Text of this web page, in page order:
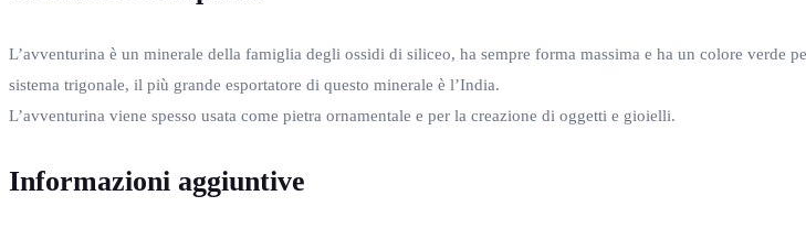
L’avventurina è un minerale della famiglia degli ossidi di siliceo, ha sempre forma massima e ha un colore verde
sistema trigonale, il più grande esportatore di questo minerale è l’India.
L’avventurina viene spesso usata come pietra ornamentale e per la creazione di oggetti e gioielli.
Informazioni aggiuntive